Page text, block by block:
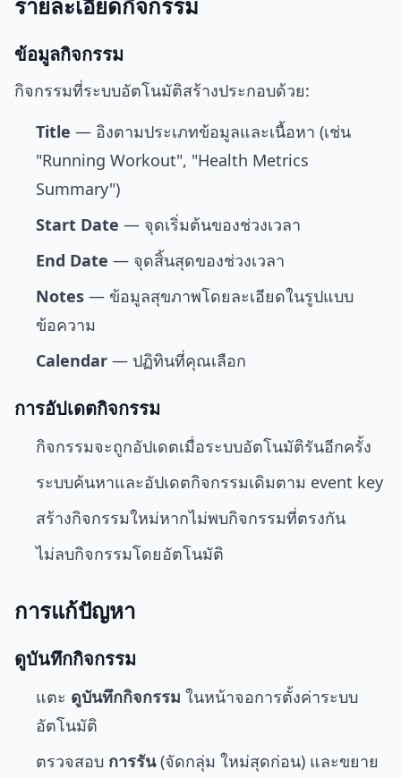
ข้อมูลกิจกรรม
กิจกรรมที่ระบบอัตโนมัติสร้างประกอบด้วย:
Title — อิงตามประเภทข้อมูลและเนื้อหา (เช่น
"Running Workout", "Health Metrics
Summary")
Start Date — จุดเริ่มต้นของช่วงเวลา
End Date — จุดสิ้นสุดของช่วงเวลา
Notes — ข้อมูลสุขภาพโดยละเอียดในรูปแบบ
ข้อความ
Calendar — ปฏิทินที่คุณเลือก
การอัปเดตกิจกรรม
กิจกรรมจะถูกอัปเดตเมื่อระบบอัตโนมัติรันอีกครั้ง
ระบบค้นหาและอัปเดตกิจกรรมเดิมตาม event key
สร้างกิจกรรมใหม่หากไม่พบกิจกรรมที่ตรงกัน
ไม่ลบกิจกรรมโดยอัตโนมัติ
การแก้ปัญหา
ดูบันทึกกิจกรรม
แตะ ดูบันทึกกิจกรรม ในหน้าจอการตั้งค่าระบบ
อัตโนมัติ
ตรวจสอบ การรัน(จัดกลุ่ม ใหม่สุดก่อน) และขยาย